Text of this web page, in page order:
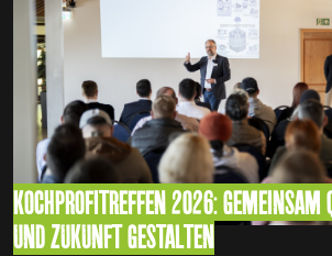
KOCHPROFITREFFEN 2026: GEMEINSAM
UND ZUKUNFT GESTALTEN